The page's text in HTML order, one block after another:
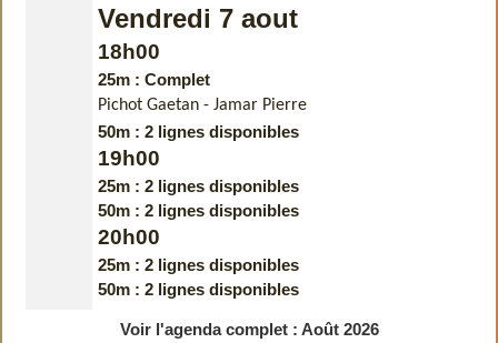
Vendredi 7 aout
18h00
25m : Complet
Pichot Gaetan - Jamar Pierre
50m : 2 lignes disponibles
19h00
25m : 2 lignes disponibles
50m : 2 lignes disponibles
20h00
25m : 2 lignes disponibles
50m : 2 lignes disponibles
Voir l'agenda complet : Août 2026